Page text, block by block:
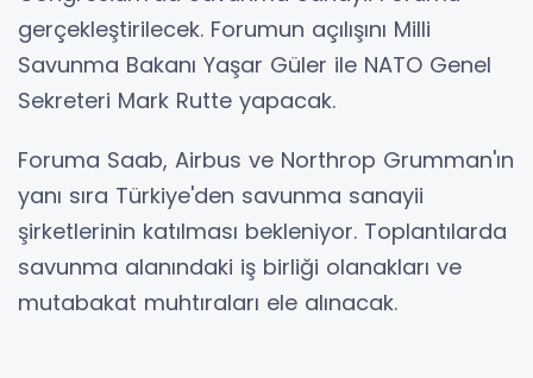
gerçekleştirilecek. Forumun açılışını Milli
Savunma Bakanı Yaşar Güler ile NATO Genel
Sekreteri Mark Rutte yapacak.
Foruma Saab, Airbus ve Northrop Grumman'ın
yanı sıra Türkiye'den savunma sanayii
şirketlerinin katılması bekleniyor. Toplantılarda
savunma alanındaki iş birliği olanakları ve
mutabakat muhtıraları ele alınacak.